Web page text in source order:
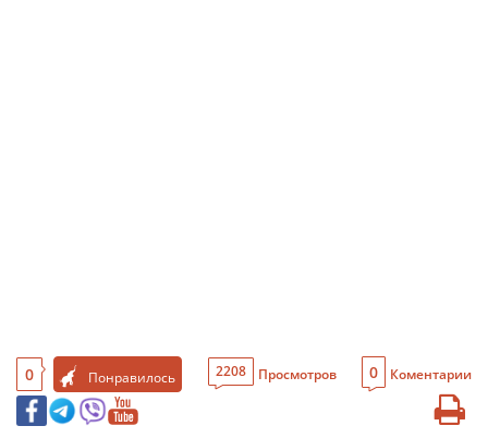
0 Понравилось 2208 Просмотров 0 Коментарии